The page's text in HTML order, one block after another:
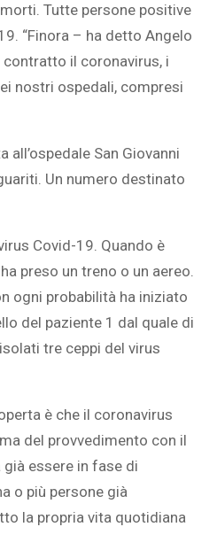
Tutte persone positive
“Finora – ha detto Angelo
il coronavirus, i
nostri ospedali, compresi
San Giovanni
Un numero destinato
Covid-19. Quando è
preso un treno o un aereo.
ogni probabilità ha iniziato
del paziente 1 dal quale di
tre ceppi del virus
è che il coronavirus
del provvedimento con il
essere in fase di
o più persone già
la propria vita quotidiana